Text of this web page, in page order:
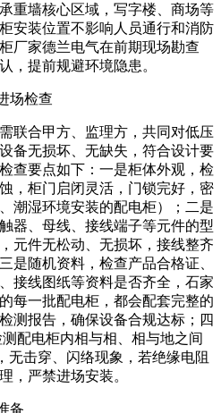
重墙核心区域，写字楼、商场等
安装位置不影响人员通行和消防
厂家德兰电气在前期现场勘查
，提前规避环境隐患。
场检查
联合甲方、监理方，共同对低压
备无损坏、无缺失，符合设计要
查要点如下：一是柜体外观，检
，柜门启闭灵活，门锁完好，密
潮湿环境安装的配电柜）；二是
器、母线、接线端子等元件的型
元件无松动、无损坏，接线整齐
是随机资料，检查产品合格证、
接线图纸等资料是否齐全，石家
每一批配电柜，都会配套完整的
测报告，确保设备合规达标；四
配电柜内相与相、相与地之间
无击穿、闪络现象，若绝缘电阻
，严禁进场安装。
备